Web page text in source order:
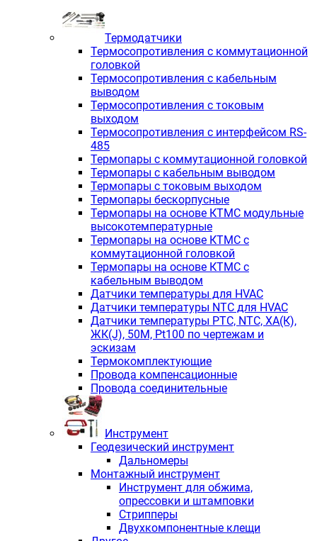
Термодатчики
Термосопротивления с коммутационной
головкой
Термосопротивления с кабельным
выводом
Термосопротивления с токовым
выходом
Термосопротивления с интерфейсом RS-
485
Термопары с коммутационной головкой
Термопары с кабельным выводом
Термопары с токовым выходом
Термопары бескорпусные
Термопары на основе КТМС модульные
высокотемпературные
Термопары на основе КТМС с
коммутационной головкой
Термопары на основе КТМС с
кабельным выводом
Датчики температуры для HVAC
Датчики температуры NTC для HVAC
Датчики температуры PTС, NTC, ХА(К),
ЖК(J), 50М, Pt100 по чертежам и
эскизам
Термокомплектующие
Провода компенсационные
Провода соединительные
Инструмент
Геодезический инструмент
Дальномеры
Монтажный инструмент
Инструмент для обжима,
опрессовки и штамповки
Стрипперы
Двухкомпонентные клещи